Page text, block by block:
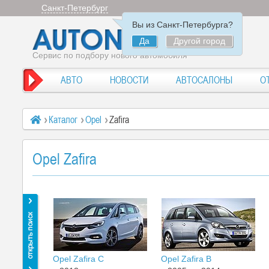
Санкт-Петербург
Вы из Санкт-Петербурга?
Да
Другой город
Сервис по подбору нового автомобиля
АВТО НОВОСТИ АВТОСАЛОНЫ
Каталог Opel Zafira
Opel Zafira
Opel Zafira C
Opel Zafira B